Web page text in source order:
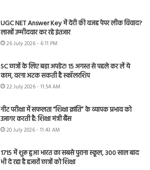
UGC NET Answer Key में देरी की वजह पेपर लीक विवाद?
लाखों उम्मीदवार कर रहे इंतजार
26 July 2026 - 6:11 PM
SC छात्रों के लिए बड़ा अपडेट! 15 अगस्त से पहले कर लें ये
काम, वरना अटक सकती है स्कॉलरशिप
22 July 2026 - 11:54 AM
नीट परीक्षा में सफलता “शिक्षा क्रांति” के व्यापक प्रभाव को
उजागर करती है: शिक्षा मंत्री बैंस
20 July 2026 - 11:43 AM
1715 में शुरू हुआ भारत का सबसे पुराना स्कूल, 300 साल बाद
भी दे रहा है हजारों छात्रों को शिक्षा